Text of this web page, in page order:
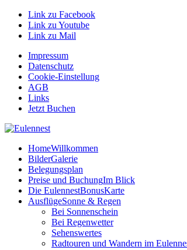
Link zu Facebook
Link zu Youtube
Link zu Mail
Impressum
Datenschutz
Cookie-Einstellung
AGB
Links
Jetzt Buchen
HomeWillkommen
BilderGalerie
Belegungsplan
Preise und BuchungIm Blick
Die EulennestBonusKarte
AusflügeSonne & Regen
Bei Sonnenschein
Bei Regenwetter
Sehenswertes
Radtouren und Wandern im